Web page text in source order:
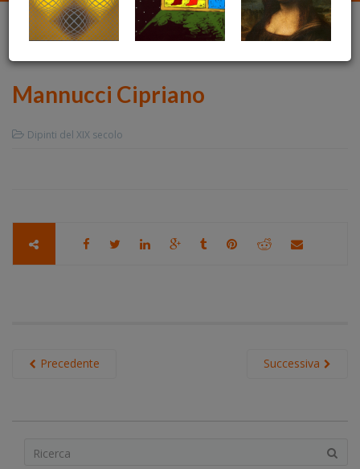
Mannucci Cipriano
Dipinti del XIX secolo
Successiva
Precedente